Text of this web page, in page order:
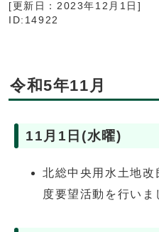
[更新日： 2023年12月1日 ]
ID:14922
令和5年11月
11月1日(水曜)
北総中央用水土地
度要望活動を行いま